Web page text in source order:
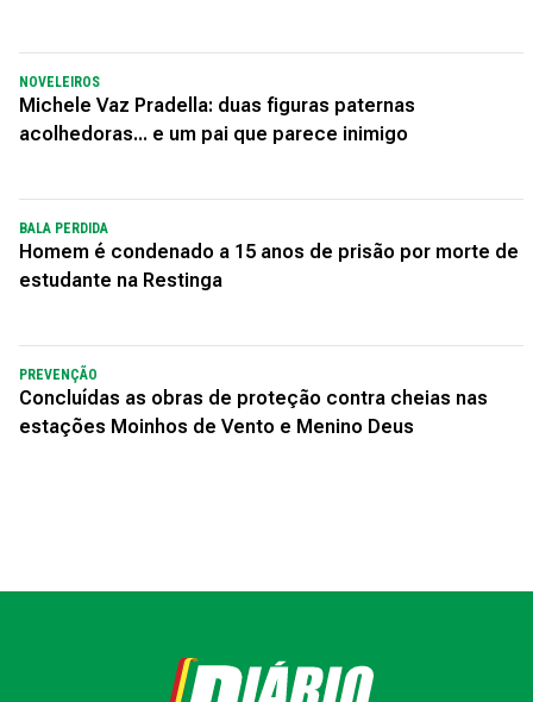
NOVELEIROS
Michele Vaz Pradella: duas figuras paternas
acolhedoras... e um pai que parece inimigo
BALA PERDIDA
Homem é condenado a 15 anos de prisão por morte de
estudante na Restinga
PREVENÇÃO
Concluídas as obras de proteção contra cheias nas
estações Moinhos de Vento e Menino Deus